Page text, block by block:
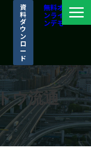
資
料
ダ
ウ
ン
ロ
ー
ド
無料オ
ンライ
ンデモ
イアンス
ウ流通